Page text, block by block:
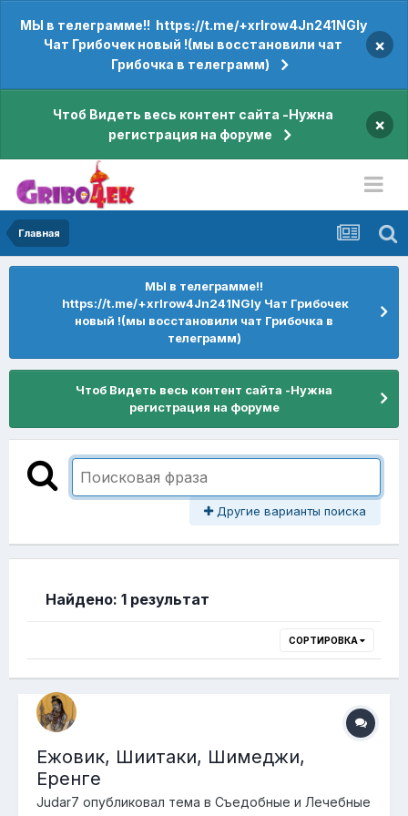
МЫ в телеграмме!! https://t.me/+xrIrow4Jn241NGIy
Чат Грибочек новый !(мы восстановили чат
Грибочка в телеграмм)
×
Чтоб Видеть весь контент сайта -Нужна
регистрация на форуме
×
Главная
МЫ в телеграмме!!
https://t.me/+xrIrow4Jn241NGIy Чат Грибочек
новый !(мы восстановили чат Грибочка в
телеграмм)
Чтоб Видеть весь контент сайта -Нужна
регистрация на форуме
Другие варианты поиска
Найдено: 1 результат
СОРТИРОВКА
Ежовик, Шиитаки, Шимеджи,
Еренге
Judar7 опубликовал тема в Съедобные и Лечебные